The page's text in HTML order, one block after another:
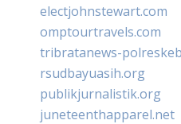
electjohnstewart.com
omptourtravels.com
tribratanews-
rsudbayuasih.org
publikjurnalistik.org
juneteenthapparel.net